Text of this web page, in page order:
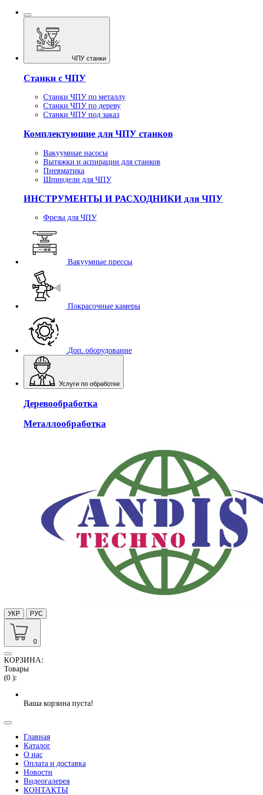
ЧПУ станки
Станки с ЧПУ
Станки ЧПУ по металлу
Станки ЧПУ по дереву
Станки ЧПУ под заказ
Комплектующие для ЧПУ станков
Вакуумные насосы
Вытяжки и аспирации для станков
Пневматика
Шпиндели для ЧПУ
ИНСТРУМЕНТЫ И РАСХОДНИКИ для ЧПУ
Фрезы для ЧПУ
Вакуумные прессы
Покрасочные камеры
Доп. оборудование
Услуги по обработке
Деревообработка
Металлообработка
УКР РУС
0
КОРЗИНА:
Товары
(0 ):
Ваша корзина пуста!
Главная
Каталог
О нас
Оплата и доставка
Новости
Видеогалерея
КОНТАКТЫ